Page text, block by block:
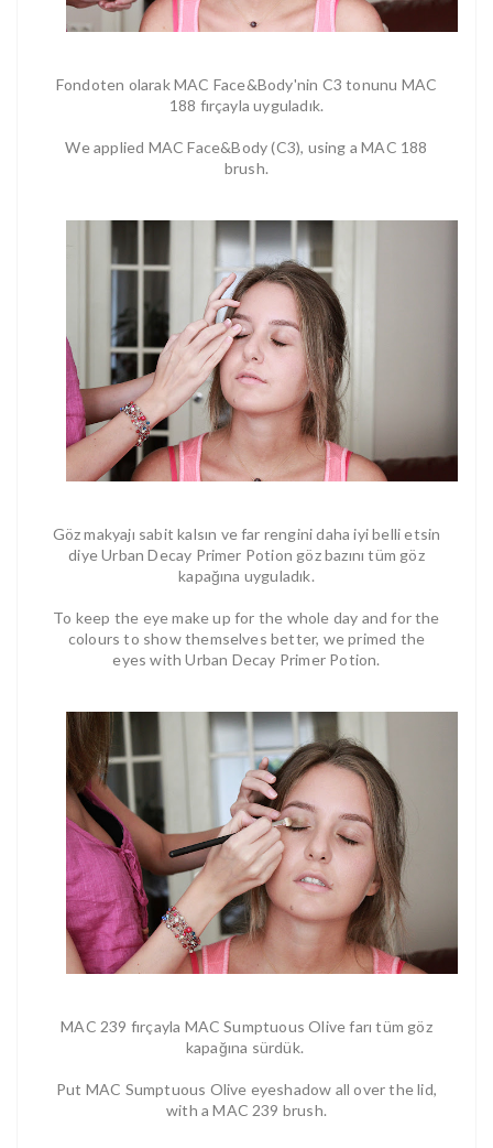
Fondoten olarak MAC Face&Body'nin C3 tonunu MAC
188 fırçayla uyguladık.
We applied MAC Face&Body (C3), using a MAC 188
brush.
Göz makyajı sabit kalsın ve far rengini daha iyi belli etsin
diye Urban Decay Primer Potion göz bazını tüm göz
kapağına uyguladık.
To keep the eye make up for the whole day and for the
colours to show themselves better, we primed the
eyes with Urban Decay Primer Potion.
MAC 239 fırçayla MAC Sumptuous Olive farı tüm göz
kapağına sürdük.
Put MAC Sumptuous Olive eyeshadow all over the lid,
with a MAC 239 brush.